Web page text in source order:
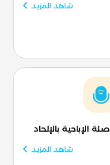
شاهد المزيد
صلة الإباحية بالإلحاد
شاهد المزيد